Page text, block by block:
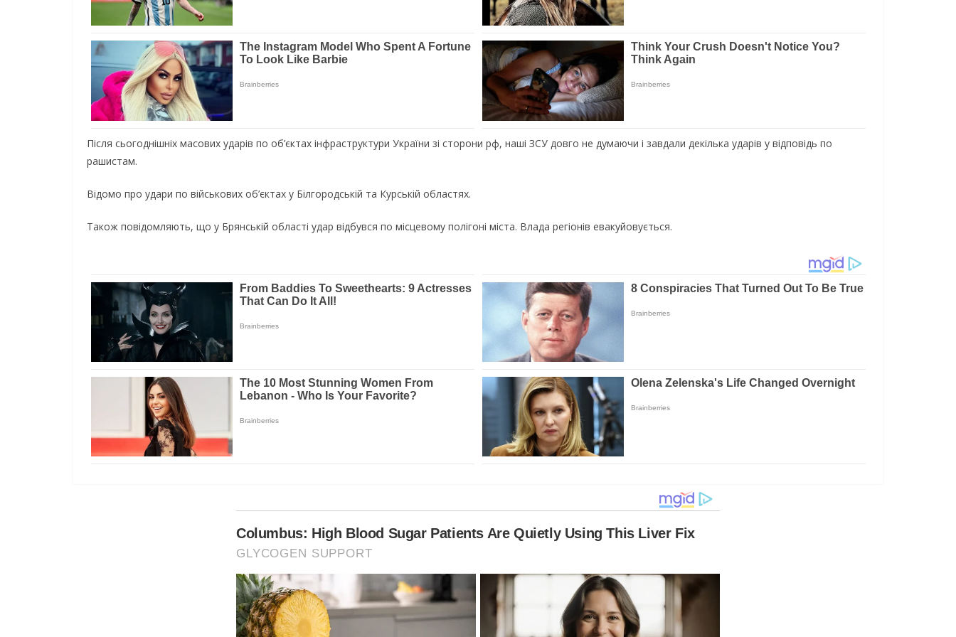
Після сьогоднішніх масових ударів по об’єктах інфраструктури України зі сторони рф, наші ЗСУ довго не думаючи і завдали декілька ударів у відповідь по
рашистам.
Відомо про удари по військових об’єктах у Білгородській та Курській областях.
Також повідомляють, що у Брянській області удар відбувся по місцевому полігоні міста. Влада регіонів евакуйовується.